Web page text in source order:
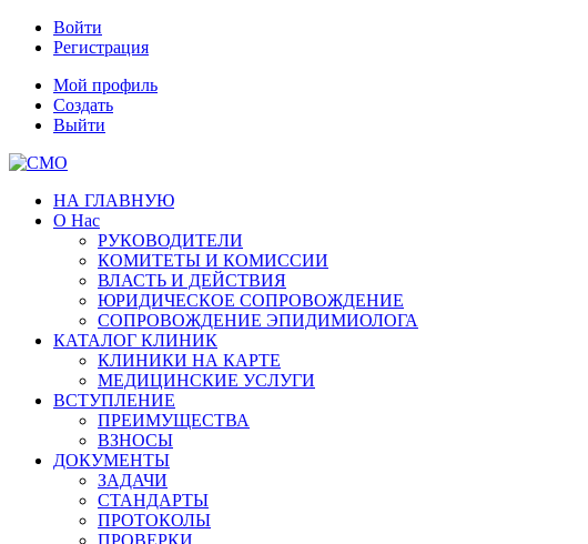
Войти
Регистрация
Мой профиль
Создать
Выйти
НА ГЛАВНУЮ
О Нас
РУКОВОДИТЕЛИ
КОМИТЕТЫ И КОМИССИИ
ВЛАСТЬ И ДЕЙСТВИЯ
ЮРИДИЧЕСКОЕ СОПРОВОЖДЕНИЕ
СОПРОВОЖДЕНИЕ ЭПИДИМИОЛОГА
КАТАЛОГ КЛИНИК
КЛИНИКИ НА КАРТЕ
МЕДИЦИНСКИЕ УСЛУГИ
ВСТУПЛЕНИЕ
ПРЕИМУЩЕСТВА
ВЗНОСЫ
ДОКУМЕНТЫ
ЗАДАЧИ
СТАНДАРТЫ
ПРОТОКОЛЫ
ПРОВЕРКИ